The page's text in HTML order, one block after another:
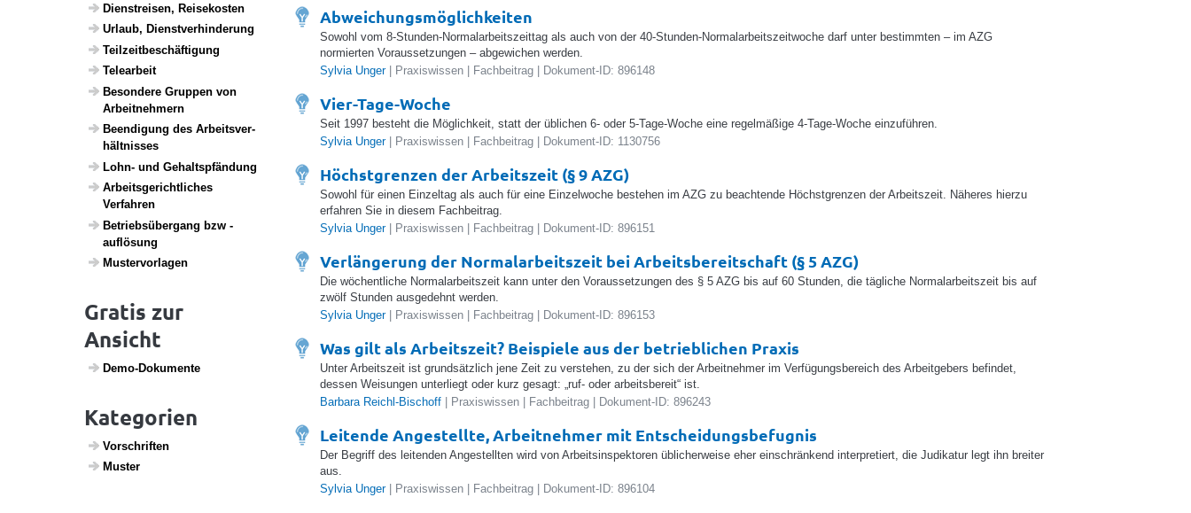
Dien­st­reisen, Reise­kosten
Urlaub, Dienst­ver­hin­de­rung
Teil­zeit­be­schäf­ti­gung
Telea­r­beit
Beson­dere Gruppen von
Arbeit­neh­mern
Been­di­gung des Arbeits­ver­
hält­nisses
Lohn- und Gehalts­pfän­dung
Arbeits­ge­richt­li­ches
Verfahren
Betriebs­über­gang bzw -
auflö­sung
Muster­vor­lagen
Gratis zur
Ansicht
Demo-Doku­mente
Kategorien
Vorschriften
Muster
Abweichungsmöglichkeiten
Sowohl vom 8-Stunden-Normalarbeitszeittag als auch von der 40-Stunden-Normalarbeitszeitwoche darf unter bestimmten – im AZG
normierten Voraussetzungen – abgewichen werden.
Sylvia Unger| Praxiswissen | Fachbeitrag | Dokument-ID: 896148
Vier-Tage-Woche
Seit 1997 besteht die Möglichkeit, statt der üblichen 6- oder 5-Tage-Woche eine regelmäßige 4-Tage-Woche einzuführen.
Sylvia Unger| Praxiswissen | Fachbeitrag | Dokument-ID: 1130756
Höchstgrenzen der Arbeitszeit (§ 9 AZG)
Sowohl für einen Einzeltag als auch für eine Einzelwoche bestehen im AZG zu beachtende Höchstgrenzen der Arbeitszeit. Näheres hierzu
erfahren Sie in diesem Fachbeitrag.
Sylvia Unger| Praxiswissen | Fachbeitrag | Dokument-ID: 896151
Verlängerung der Normalarbeitszeit bei Arbeitsbereitschaft (§ 5 AZG)
Die wöchentliche Normalarbeitszeit kann unter den Voraussetzungen des § 5 AZG bis auf 60 Stunden, die tägliche Normalarbeitszeit bis auf
zwölf Stunden ausgedehnt werden.
Sylvia Unger| Praxiswissen | Fachbeitrag | Dokument-ID: 896153
Was gilt als Arbeitszeit? Beispiele aus der betrieblichen Praxis
Unter Arbeitszeit ist grundsätzlich jene Zeit zu verstehen, zu der sich der Arbeitnehmer im Verfügungsbereich des Arbeitgebers befindet,
dessen Weisungen unterliegt oder kurz gesagt: „ruf- oder arbeitsbereit“ ist.
Barbara Reichl-Bischoff | Praxiswissen | Fachbeitrag | Dokument-ID: 896243
Leitende Angestellte, Arbeitnehmer mit Entscheidungsbefugnis
Der Begriff des leitenden Angestellten wird von Arbeitsinspektoren üblicherweise eher einschränkend interpretiert, die Judikatur legt ihn breiter
aus.
Sylvia Unger| Praxiswissen | Fachbeitrag | Dokument-ID: 896104